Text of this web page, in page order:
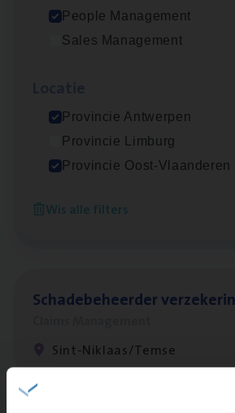
People Management
Sales Management
Provincie Antwerpen
Provincie Limburg
Provincie Oost-Vlaanderen
Wis alle filters
Claims­hand­ler Fleet&
Scha­de Expert Fleet
Antwerpen
Scha­de­be­heer­der
Sint-Niklaas/Temse